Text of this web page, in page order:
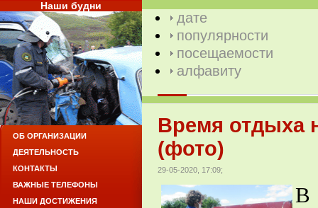
дате
популярности
посещаемости
алфавиту
Время отдыха
(фото)
29-05-2020, 17:09;
В
Наши будни
ОБ ОРГАНИЗАЦИИ
ДЕЯТЕЛЬНОСТЬ
КОНТАКТЫ
ВАЖНЫЕ ТЕЛЕФОНЫ
НАШИ ДОСТИЖЕНИЯ